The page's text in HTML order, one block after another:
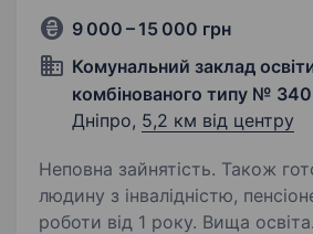
9 000 – 15 000 грн
Комунальний заклад
комбінованого типу №
Дніпро, 5,2 км від центру
Неповна зайнятість. Також
людину з інвалідністю,
роботи від 1 року. Вища освіта. Умови: